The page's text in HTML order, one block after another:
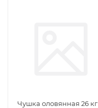
Чушка оловянная 26 кг